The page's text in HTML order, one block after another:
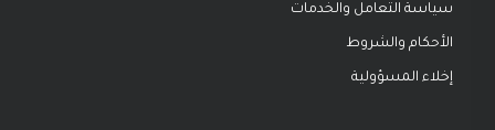
سياسة التعامل والخدمات
الأحكام والشروط
إخلاء المسؤولية